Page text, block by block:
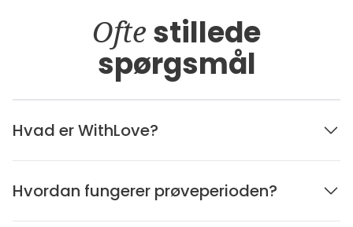
Ofte stillede
spørgsmål
Hvad er WithLove?
Hvordan fungerer prøveperioden?